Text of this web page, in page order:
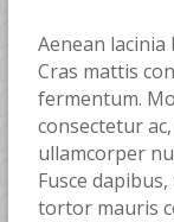
Aenean
Cras mattis
fermentum.
consectetur
ullamcorper
Fusce
tortor mauris